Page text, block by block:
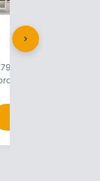
CEP Propriá
3212-1560